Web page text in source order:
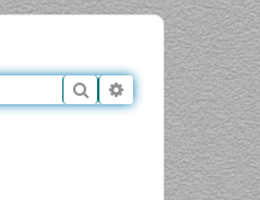
Buscar Búsqueda